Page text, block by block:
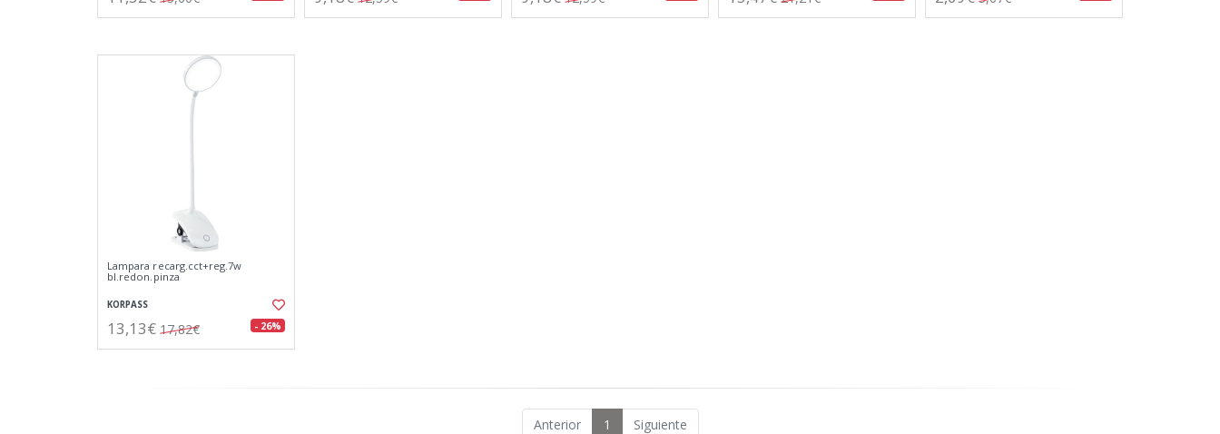
Lampara recarg.cct+reg.7w
bl.redon.pinza
KORPASS
13,13€ 17,82€ - 26%
Anterior 1 Siguiente